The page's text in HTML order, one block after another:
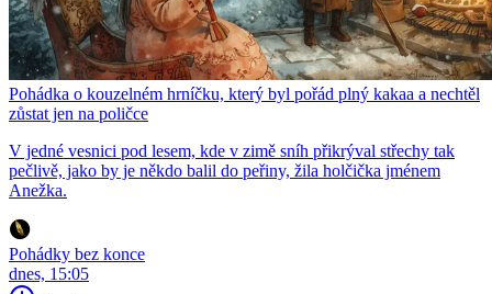
Pohádka o kouzelném hrníčku, který byl pořád plný kakaa a nechtěl
zůstat jen na poličce
V jedné vesnici pod lesem, kde v zimě sníh přikrýval střechy tak
pečlivě, jako by je někdo balil do peřiny, žila holčička jménem
Anežka.
Pohádky bez konce
dnes, 15:05